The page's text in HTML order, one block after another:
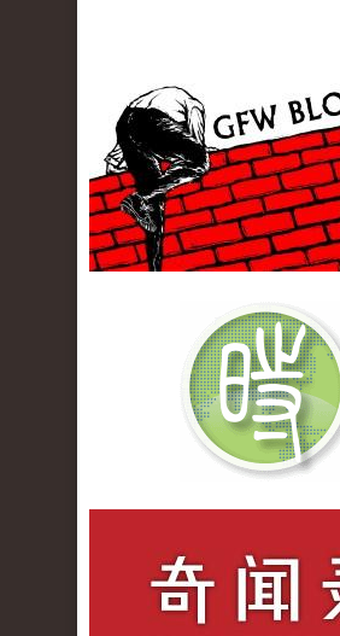
gfw_blog_small.jpg